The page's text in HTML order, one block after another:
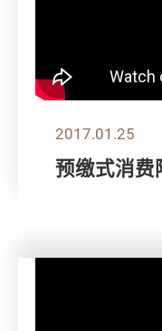
2017.01.25
预缴式消费